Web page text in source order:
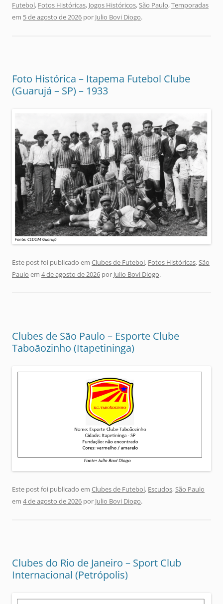
Futebol, Fotos Históricas, Jogos Históricos,São Paulo,Temporadas
em 5 de agosto de 2026 por Julio Bovi Diogo.
Foto Histórica – Itapema Futebol Clube
(Guarujá – SP) – 1933
Este post foi publicado em Clubes de Futebol, Fotos Históricas,São
Paulo em 4 de agosto de 2026 por Julio Bovi Diogo.
Clubes de São Paulo – Esporte Clube
Taboãozinho (Itapetininga)
Este post foi publicado em Clubes de Futebol, Escudos,São Paulo
em 4 de agosto de 2026 por Julio Bovi Diogo.
Clubes do Rio de Janeiro – Sport Club
Internacional (Petrópolis)